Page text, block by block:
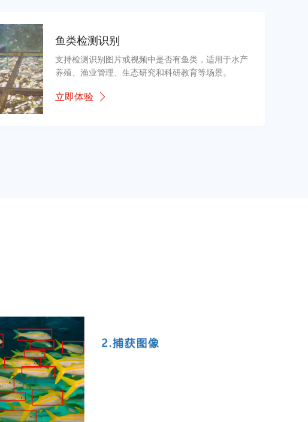
鱼类检测识别
支持检测识别图片或视频中是否有鱼类，适用于水产
养殖、渔业管理、生态研究和科研教育等场景。
立即体验